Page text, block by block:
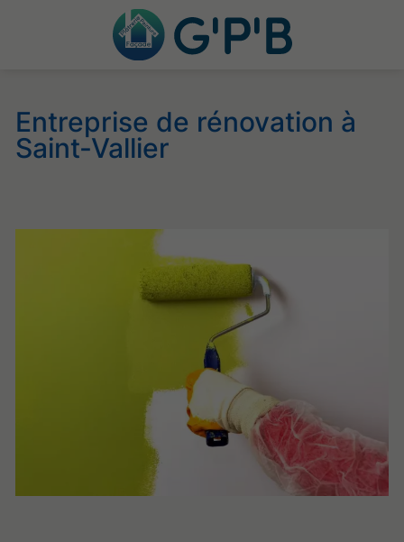
Entreprise de rénovation à
Saint-Vallier